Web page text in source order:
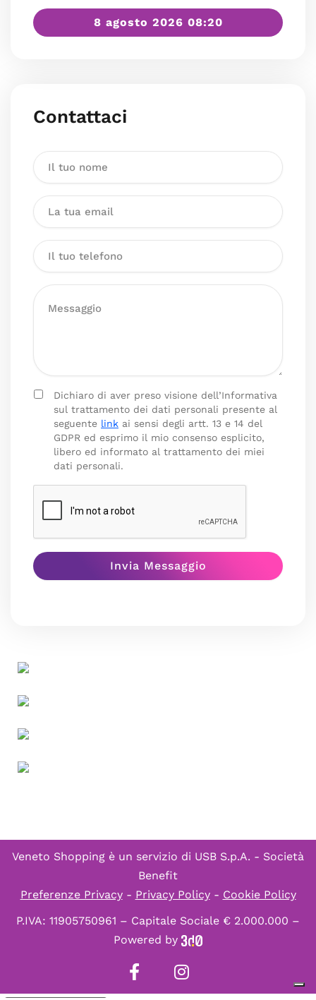
8 agosto 2026 08:20
Contattaci
Dichiaro di aver preso visione dell’Informativa
sul trattamento dei dati personali presente al
seguente link ai sensi degli artt. 13 e 14 del
GDPR ed esprimo il mio consenso esplicito,
libero ed informato al trattamento dei miei
dati personali.
Veneto Shopping è un servizio di USB S.p.A. - Società
Benefit
Preferenze Privacy- Privacy Policy- Cookie Policy
P.IVA: 11905750961 – Capitale Sociale € 2.000.000 –
Powered by